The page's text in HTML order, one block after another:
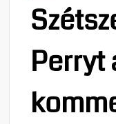
Perryt